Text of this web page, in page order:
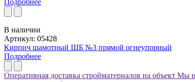
Подробнее
В наличии
Артикул: 05428
Кирпич шамотный ШБ №3 прямой огнеупорный
Подробнее
Оперативная доставка стройматериалов на объект Мы